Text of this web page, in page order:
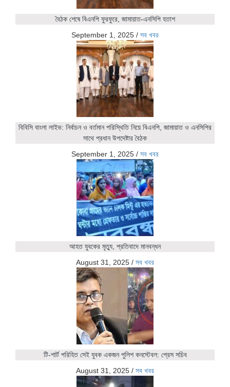
বৈঠক শেষে বিএনপি ফুরফুরে, জামায়াত-এনসিপি হতাশ
September 1, 2025 / সব খবর
বিবিসি বাংলা লাইভ: নির্বাচন ও বর্তমান পরিস্থিতি নিয়ে বিএনপি, জামায়াত ও এনসিপির
সাথে প্রধান উপদেষ্টার বৈঠক
September 1, 2025 / সব খবর
আহত যুবকের মৃত্যু, প্রতিবাদে মানবন্ধন
August 31, 2025 / সব খবর
টি-শার্ট পরিহিত সেই যুবক একজন পুলিশ কনস্টেবল: প্রেস সচিব
August 31, 2025 / সব খবর